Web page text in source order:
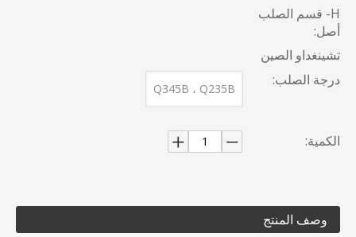
H- قسم الصلب
أصل:
تشينغداو الصين
درجة الصلب:
Q345B ، Q235B
الكمية:
وصف المنتج